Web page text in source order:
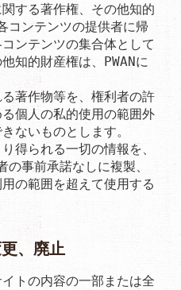
する著作権、その他知的
コンテンツの提供者に帰
ンテンツの集合体として
知的財産権は、PWANに
著作物等を、権利者の許
個人の私的使用の範囲外
ないものとします。
得られる一切の情報を、
の事前承諾なしに複製、
の範囲を超えて使用する
、廃止
トの内容の一部または全